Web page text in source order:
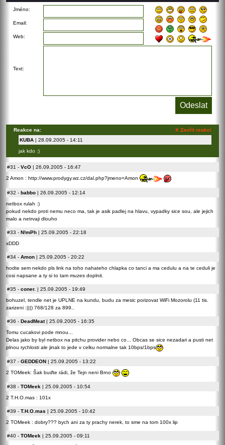
Jméno:
Email:
Web:
Text:
X Zavřít reakci
Reakce na:
KUBA | 28.09.2005 - 14:11
jak kdo :)
#31 - VcO | 26.09.2005 - 16:47
2 Amon : http://www.prodygy.wz.cz/dal.php?jmeno=Amon
#32 - babbo | 26.09.2005 - 12:14
netbox rulah :)
pokud nekdo proti nemu neco ma, tak je asik padlej na hlavu, vypadky sice sou, ale jejich
malo a netrvaji dlouho
#33 - N!mPh | 25.09.2005 - 22:18
xDDD
#34 - Amon | 25.09.2005 - 20:22
hodte sem nekdo pls link na toho nahateho chlapka co tanci a ma cedulu a na te ceduli je
cosi napsane a ty si to tam muzes doplnit.
#35 - coner. | 25.09.2005 - 19:49
bohuzel, tendle net je UPLNE na kundu, budu za mesic porizovat WiFi Mozorolu (11 tis.
zarizeni :|||) 768/128 za 899..
#36 - DeadMeat| 25.09.2005 - 16:35
Tomu cucakovi pode mnou...
Delas jako by byl netbox na pitchu provider nebo co... Obcas se sice nezadari a pusti net
plnou rychlosti ale jinak to jede v celku normalne tak 10bps/1bps
#37 - GEDDEON | 25.09.2005 - 13:22
2 TOMeek: Šak buďte rádi, že Tejn neni Brno
#38 - TOMeek | 25.09.2005 - 10:54
2 T.H.O.mas : 101x
#39 - T.H.O.mas | 25.09.2005 - 10:42
2 TOMeek : dobry??? bych ani za ty prachy nerek, to sme na tom 100x lip
#40 - TOMeek | 25.09.2005 - 09:11